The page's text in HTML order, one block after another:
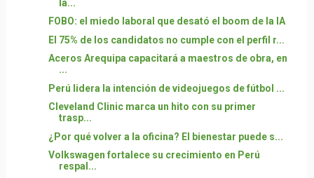
la...
FOBO: el miedo laboral que desató el boom de la IA
El 75% de los candidatos no cumple con el perfil r...
Aceros Arequipa capacitará a maestros de obra, en
...
Perú lidera la intención de videojuegos de fútbol ...
Cleveland Clinic marca un hito con su primer
trasp...
¿Por qué volver a la oficina? El bienestar puede s...
Volkswagen fortalece su crecimiento en Perú
respal...